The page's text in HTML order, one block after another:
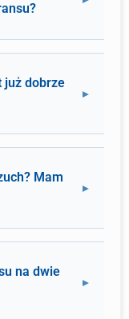
już dobrze
Mam
na dwie